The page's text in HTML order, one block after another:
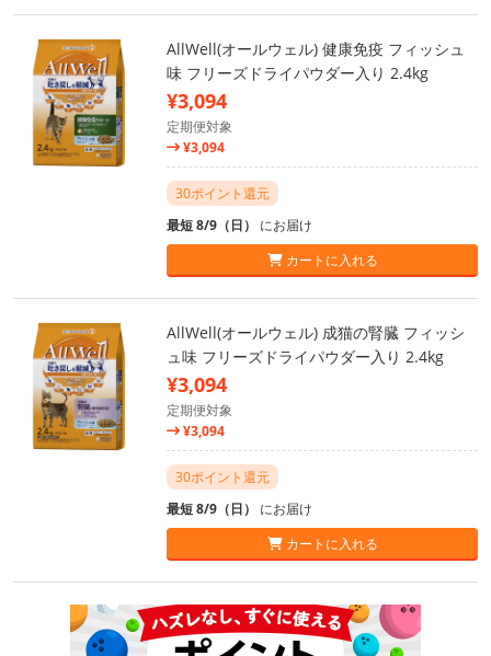
AllWell(オールウェル) 健康免疫 フィッシュ
味 フリーズドライパウダー入り 2.4kg
¥3,094
定期便対象
¥3,094
30ポイント還元
最短 8/9（日） にお届け
カートに入れる
AllWell(オールウェル) 成猫の腎臓 フィッシ
ュ味 フリーズドライパウダー入り 2.4kg
¥3,094
定期便対象
¥3,094
30ポイント還元
最短 8/9（日） にお届け
カートに入れる